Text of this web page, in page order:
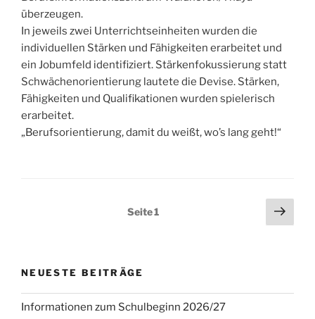
überzeugen.
In jeweils zwei Unterrichtseinheiten wurden die
individuellen Stärken und Fähigkeiten erarbeitet und
ein Jobumfeld identifiziert. Stärkenfokussierung statt
Schwächenorientierung lautete die Devise. Stärken,
Fähigkeiten und Qualifikationen wurden spielerisch
erarbeitet.
„Berufsorientierung, damit du weißt, wo’s lang geht!“
Seitennummerierung
Seite1
NEUESTE BEITRÄGE
Informationen zum Schulbeginn 2026/27